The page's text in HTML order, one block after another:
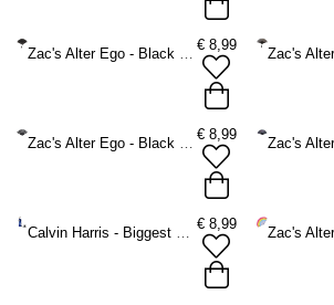
Zac's Alter Ego - Black Bamboo Fan Waaier - Zwart
€ 8,99
Zac's Alter Ego - Black Lace Fan Waaier - Zwart
€ 8,99
Calvin Harris - Biggest Party Elektrische ventilator - Blauw
€ 8,99